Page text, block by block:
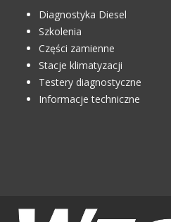
Diagnostyka Diesel
Szkolenia
Części zamienne
Stacje klimatyzacji
Testery diagnostyczne
Informacje techniczne